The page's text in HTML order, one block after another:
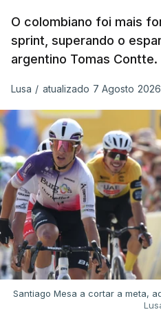
O colombiano foi mais
sprint, superando o
argentino Tomas Contte.
Lusa / atualizado 7 Agosto
Santiago Mesa a cortar a meta,